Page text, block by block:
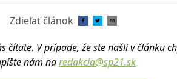
Zdieľať článok
čítate. V prípade, že ste našli v článku
nám naredakcia@sp21.sk